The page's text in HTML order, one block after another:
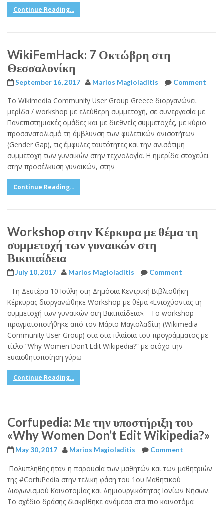
Continue Reading...
WikiFemHack: 7 Οκτώβρη στη
Θεσσαλονίκη
September 16, 2017 Marios Magioladitis Comment
Το Wikimedia Community User Group Greece διοργανώνει
μερίδα / workshop με ελεύθερη συμμετοχή, σε συνεργασία με
Πανεπιστημιακές ομάδες και με διεθνείς συμμετοχές, με κύριο
προσανατολισμό τη άμβλυνση των φυλετικών ανισοτήτων
(Gender Gap), τις έμφυλες ταυτότητες και την ανισότιμη
συμμετοχή των γυναικών στην τεχνολογία. Η ημερίδα στοχεύει
στην προσέλκυση γυναικών, στην
Continue Reading...
Workshop στην Κέρκυρα με θέμα τη
συμμετοχή των γυναικών στη
Βικιπαίδεια
July 10, 2017 Marios Magioladitis Comment
Τη Δευτέρα 10 Ιούλη στη Δημόσια Κεντρική Βιβλιοθήκη
Κέρκυρας διοργανώθηκε Workshop με θέμα «Ενισχύοντας τη
συμμετοχή των γυναικών στη Βικιπαίδεια». Το workshop
πραγματοποιήθηκε από τον Μάριο Μαγιολαδίτη (Wikimedia
Community User Group) στα στα πλαίσια του προγράμματος με
τίτλο “Why Women Don’t Edit Wikipedia?” με στόχο την
ευαισθητοποίηση γύρω
Continue Reading...
Corfupedia: Με την υποστήριξη του
«Why Women Don’t Edit Wikipedia?»
May 30, 2017 Marios Magioladitis Comment
Πολυπληθής ήταν η παρουσία των μαθητών και των μαθητριών
της #CorfuPedia στην τελική φάση του 1ου Μαθητικού
Διαγωνισμού Καινοτομίας και Δημιουργικότητας Ιονίων Νήσων.
Το σχέδιο δράσης διακρίθηκε ανάμεσα στα πιο καινοτόμα